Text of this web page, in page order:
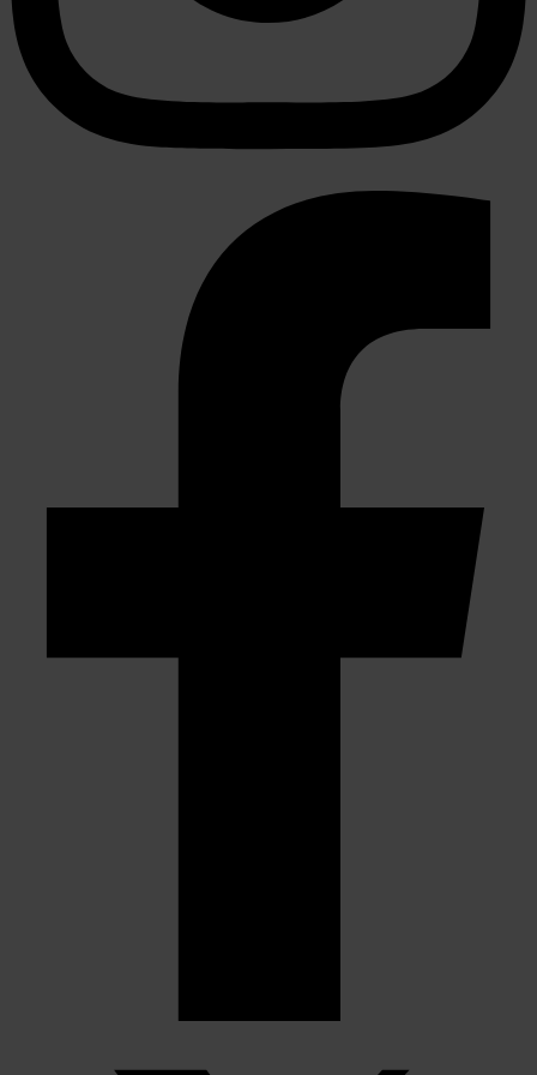
partners kunnen deze gegevens combineren met andere
informatie die u aan ze heeft verstrekt of die ze hebben
verzameld op basis van uw gebruik van hun services.